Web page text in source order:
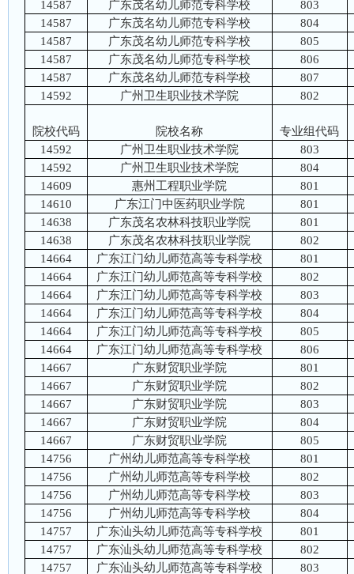
14587
广东茂名幼儿师范专科学校
803
14587
广东茂名幼儿师范专科学校
804
14587
广东茂名幼儿师范专科学校
805
14587
广东茂名幼儿师范专科学校
806
14587
广东茂名幼儿师范专科学校
807
14592
广州卫生职业技术学院 802
院校代码 院校名称
专业组代码
14592
广州卫生职业技术学院
803
14592
广州卫生职业技术学院
804
14609
惠州工程职业学院
801
14610
广东江门中医药职业学院
801
14638
广东茂名农林科技职业学院
801
14638
广东茂名农林科技职业学院
802
14664
广东江门幼儿师范高等专科学校
801
14664
广东江门幼儿师范高等专科学校
802
14664
广东江门幼儿师范高等专科学校
803
14664
广东江门幼儿师范高等专科学校
804
14664
广东江门幼儿师范高等专科学校
805
14664
广东江门幼儿师范高等专科学校
806
14667
广东财贸职业学院
801
14667
广东财贸职业学院
802
14667
广东财贸职业学院
803
14667
广东财贸职业学院
804
14667
广东财贸职业学院
805
14756
广州幼儿师范高等专科学校
801
14756
广州幼儿师范高等专科学校
802
14756
广州幼儿师范高等专科学校
803
14756
广州幼儿师范高等专科学校
804
14757
广东汕头幼儿师范高等专科学校
801
14757
广东汕头幼儿师范高等专科学校
802
14757
广东汕头幼儿师范高等专科学校 803